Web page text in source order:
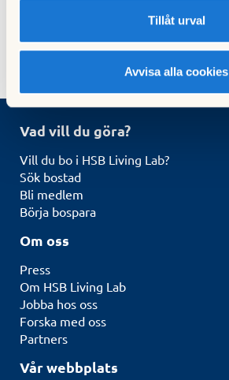
Tillåt urval
Avvisa alla cookies
Vad vill du göra?
Vill du bo i HSB Living Lab?
Sök bostad
Bli medlem
Börja bospara
Om oss
Press
Om HSB Living Lab
Jobba hos oss
Forska med oss
Partners
Vår webbplats